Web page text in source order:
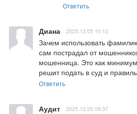
Ответить
Диана 2025.12.05 10:13
Зачем использовать
сам пострадал от
мошенница. Это как
решит подать в суд и
Ответить
Аудит 2025.12.05 09:37